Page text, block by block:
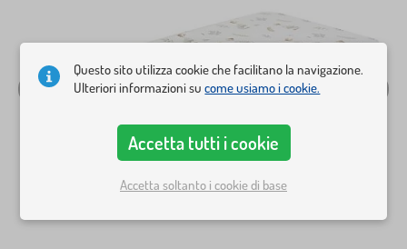
Questo sito utilizza cookie che facilitano la navigazione.
Ulteriori informazioni sucome usiamo i cookie.
Accetta tutti i cookie
Accetta soltanto i cookie di base